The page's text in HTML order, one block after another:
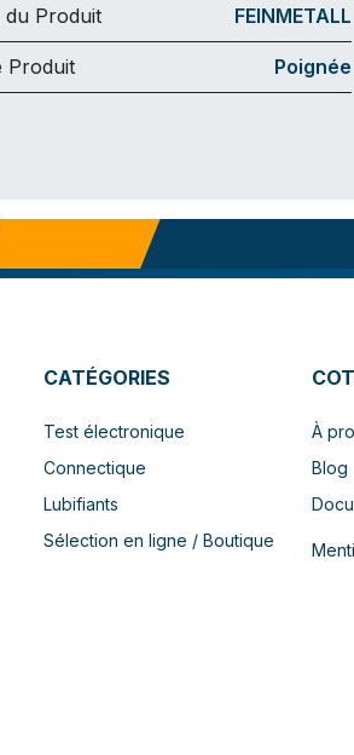
du Produit FEINMETALL
Produit Poignée
CATÉGORIES
Test électronique
Connectique
Lubifiants
Sélection en ligne / Boutique
À
Blog